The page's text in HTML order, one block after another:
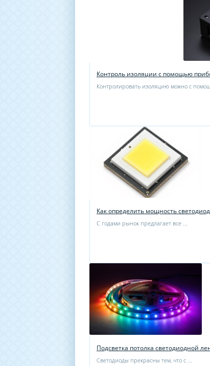
Контроль изоляции с помощью
Контролировать изоляцию можно с
Как определить мощность
С годами рынок предлагает все ...
Подсветка потолка светодиодной
Светодиоды прекрасны тем, что с ...